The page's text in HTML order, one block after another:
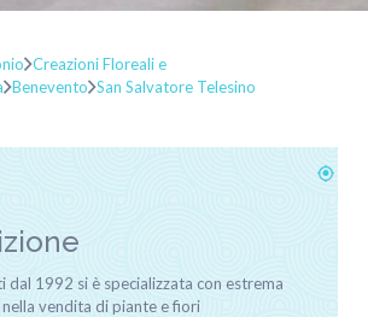
Creazioni Floreali e
Benevento San Salvatore Telesino
dal 1992 si è specializzata con estrema
vendita di piante e fiori